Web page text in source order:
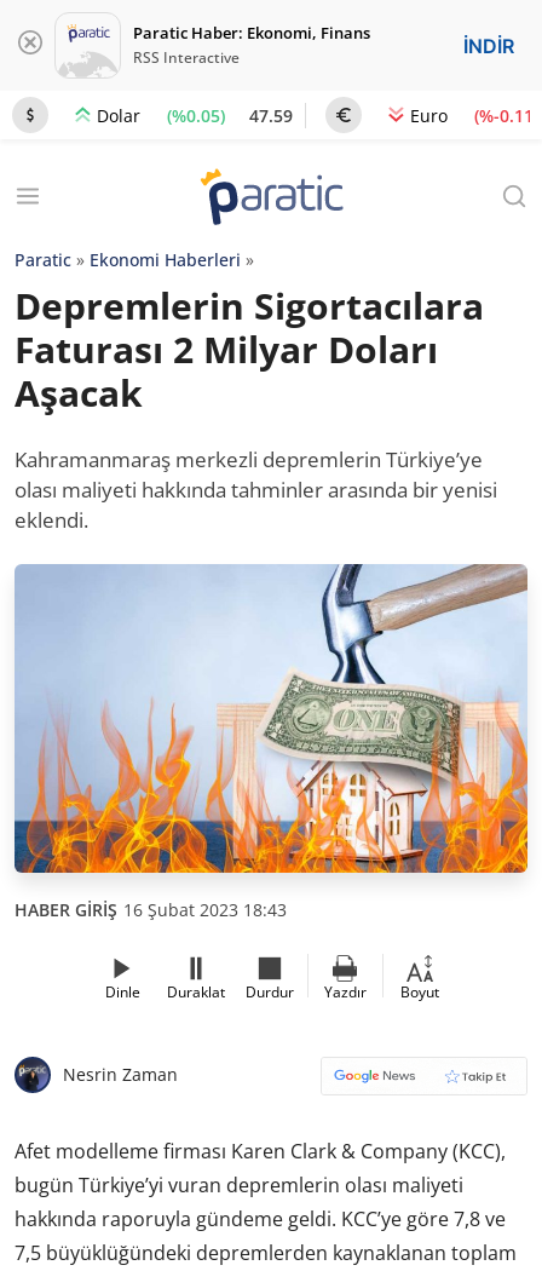
Paratic Haber: Ekonomi, Finans
RSS Interactive İNDİR
Dolar (%0.05) 47.59 Euro (%-0.11)
Paratic » Ekonomi Haberleri »
Depremlerin Sigortacılara
Faturası 2 Milyar Doları
Aşacak
Kahramanmaraş merkezli depremlerin Türkiye’ye
olası maliyeti hakkında tahminler arasında bir yenisi
eklendi.
HABER GİRİŞ 16 Şubat 2023 18:43
Dinle Duraklat Durdur Yazdır Boyut
Nesrin Zaman
Afet modelleme firması Karen Clark & Company (KCC),
bugün Türkiye’yi vuran depremlerin olası maliyeti
hakkında raporuyla gündeme geldi. KCC’ye göre 7,8 ve
7,5 büyüklüğündeki depremlerden kaynaklanan toplam